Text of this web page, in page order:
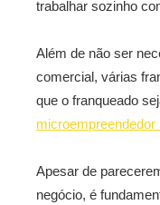
trabalhar sozinho
Além de não ser
comercial, várias
que o franqueado
microempreendedor
Apesar de
negócio, é